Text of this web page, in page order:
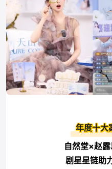
年度十大
自然堂×赵
剧星星链助